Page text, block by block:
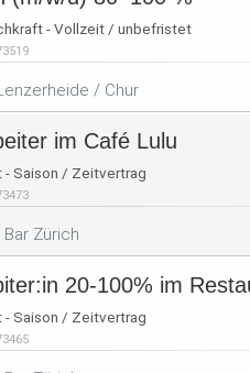
- Vollzeit / unbefristet
/ Chur
im Café Lulu
- Saison / Zeitvertrag
Zürich
20-100% im
- Saison / Zeitvertrag